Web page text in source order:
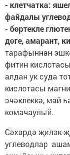
- клетчатка:
файдалы
- бөртекле
дөге, амарант,
тарафыннан
фитин
алдан ук суда
кислотасы
эчәклеккә, май
комачаулый.
Сәхәрдә җиләк-
углеводлар